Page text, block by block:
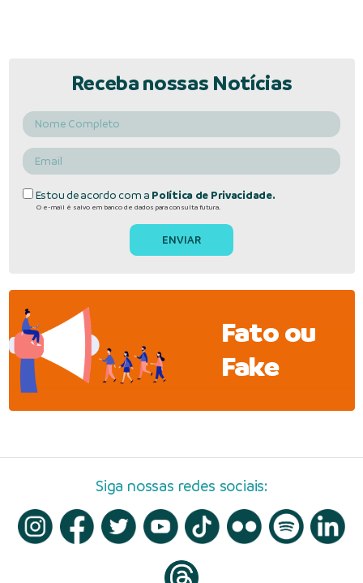
Receba nossas Notícias
Estou de acordo com a Política de Privacidade.
O e-mail é salvo em banco de dados para consulta futura.
Fato ou
Fake
Siga nossas redes sociais: